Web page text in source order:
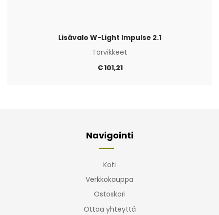
Lisävalo W-Light Impulse 2.1
Tarvikkeet
€101,21
Navigointi
Koti
Verkkokauppa
Ostoskori
Ottaa yhteyttä